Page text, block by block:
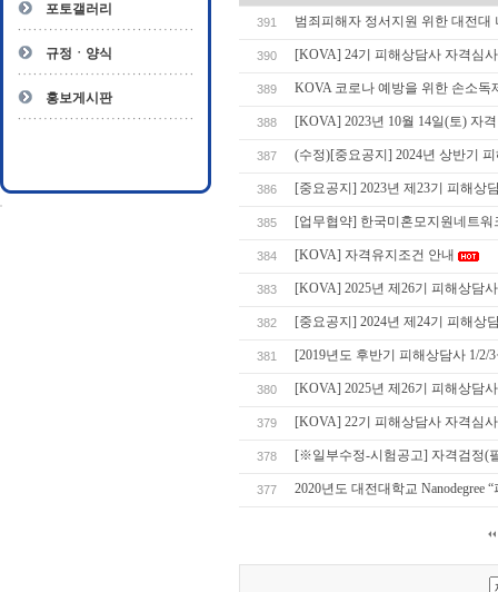
포토갤러리
규정ㆍ양식
홍보게시판
391 범죄피해자 정서지원 위한 대전
390 [KOVA] 24기 피해상담사 자격심
389 KOVA 코로나 예방을 위한 손소독
388 [KOVA] 2023년 10월 14일(토) 자
387 (수정)[중요공지] 2024년 상반기
386 [중요공지] 2023년 제23기 피해상
385 [업무협약] 한국미혼모지원네트워
384 [KOVA] 자격유지조건 안내
383 [KOVA] 2025년 제26기 피해상담
382 [중요공지] 2024년 제24기 피해상
381 [2019년도 후반기 피해상담사 1/2/
380 [KOVA] 2025년 제26기 피해상담
379 [KOVA] 22기 피해상담사 자격심
378 [※일부수정-시험공고] 자격검정(
377 2020년도 대전대학교 Nanodegree